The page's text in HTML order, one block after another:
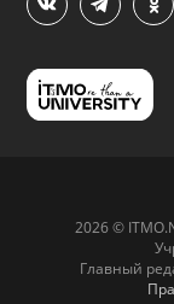
2026 ©
Главный